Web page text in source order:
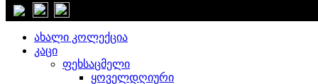
დახურვა
ახალი კოლექცია
კაცი
ფეხსაცმელი
ყოველდღიური